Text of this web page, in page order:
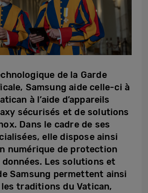
de la Garde
Samsung aide celle-ci à
à l’aide d’appareils
sécurisés et de solutions
Dans le cadre de ses
elle dispose ainsi
numérique de protection
Les solutions et
Samsung permettent ainsi
traditions du Vatican,